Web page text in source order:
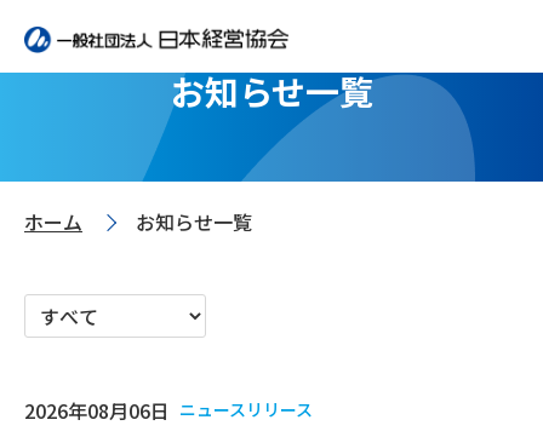
お知らせ一覧
ホーム >
お知らせ一覧
2026年08月06日 ニュースリリース